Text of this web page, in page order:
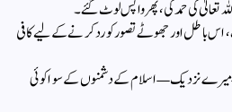
تعالیٰ کی حمد کی، پھر واپس لوٹ گئے۔
اس باطل اور جھوٹے تصور کو رد کرنے کے لیے کافی
نزدیک—اسلام کے دشمنوں کے سوا کوئی